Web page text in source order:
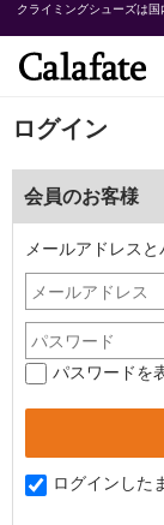
クライミングシューズは
ログイン
会員のお客様
メールアドレス
パスワードを
ログインした